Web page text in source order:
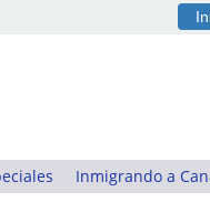
Inmigrando a